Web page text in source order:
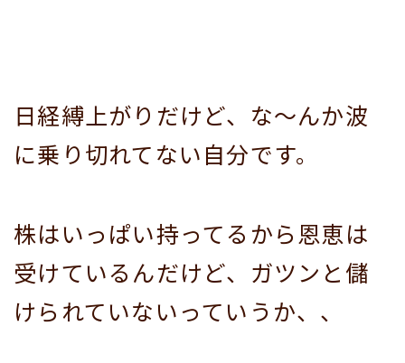
日経縛上がりだけど、な～んか波
に乗り切れてない自分です。
株はいっぱい持ってるから恩恵は
受けているんだけど、ガツンと儲
けられていないっていうか、、